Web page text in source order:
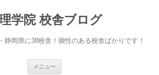
学院 校舎ブログ
静岡県に38校舎！個性のある校舎ばかりです！
メニュー